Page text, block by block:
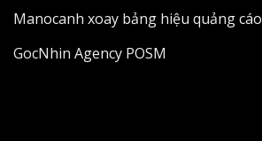
Manocanh xoay bảng hiệu quảng cáo
GocNhin Agency POSM